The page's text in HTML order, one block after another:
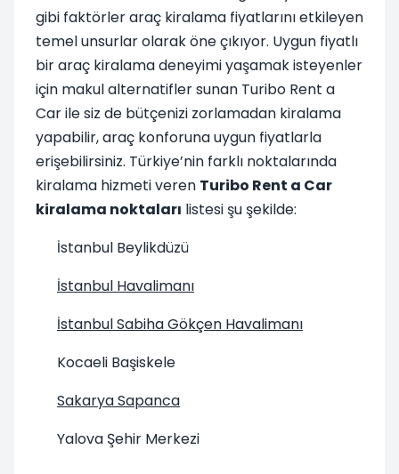
gibi faktörler araç kiralama fiyatlarını etkileyen
temel unsurlar olarak öne çıkıyor. Uygun fiyatlı
bir araç kiralama deneyimi yaşamak isteyenler
için makul alternatifler sunan Turibo Rent a
Car ile siz de bütçenizi zorlamadan kiralama
yapabilir, araç konforuna uygun fiyatlarla
erişebilirsiniz. Türkiye’nin farklı noktalarında
kiralama hizmeti veren Turibo Rent a Car
kiralama noktaları listesi şu şekilde:
İstanbul Beylikdüzü
İstanbul Havalimanı
İstanbul Sabiha Gökçen Havalimanı
Kocaeli Başiskele
Sakarya Sapanca
Yalova Şehir Merkezi